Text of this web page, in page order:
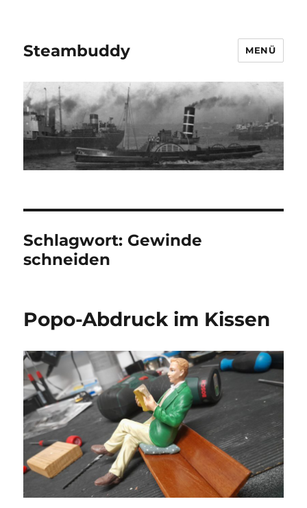
Steambuddy MENÜ
Schlagwort: Gewinde
schneiden
Popo-Abdruck im Kissen